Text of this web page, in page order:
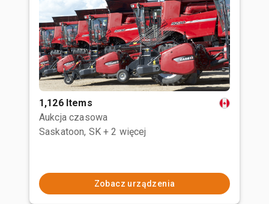
1,126 Items
Aukcja czasowa
Saskatoon, SK + 2 więcej
Zobacz urządzenia